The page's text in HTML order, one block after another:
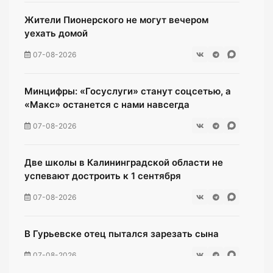
Жители Пионерского не могут вечером
уехать домой
07-08-2026
Минцифры: «Госуслуги» станут соцсетью, а
«Макс» останется с нами навсегда
07-08-2026
Две школы в Калининградской области не
успевают достроить к 1 сентября
07-08-2026
В Гурьевске отец пытался зарезать сына
07-08-2026